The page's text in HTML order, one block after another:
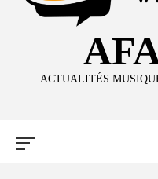
ACTUALITÉS